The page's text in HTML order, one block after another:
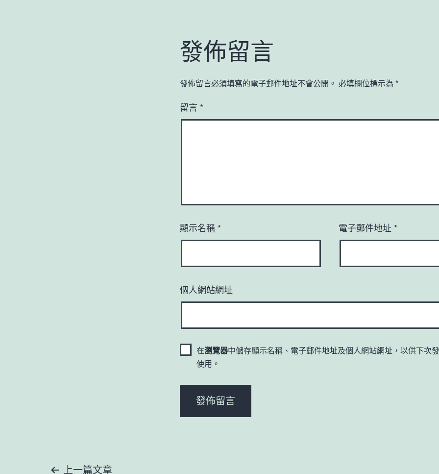
發佈留言
發佈留言必須填寫的電子郵件地址不會公開。 必填欄位標示為 *
留言 *
顯示名稱 * 電子郵件地址 *
個人網站網址
在瀏覽器中儲存顯示名稱、電子郵件地址及個人網站網址，以供下次
使用。
上一篇文章